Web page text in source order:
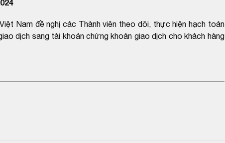
Nam đề nghị các Thành viên theo dõi, thực hiện hạch toán
dịch sang tài khoản chứng khoán giao dịch cho khách hàng